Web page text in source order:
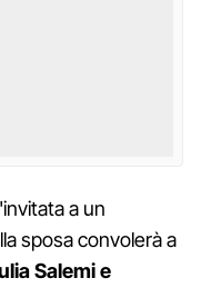
a un
sposa convolerà a
Salemi e